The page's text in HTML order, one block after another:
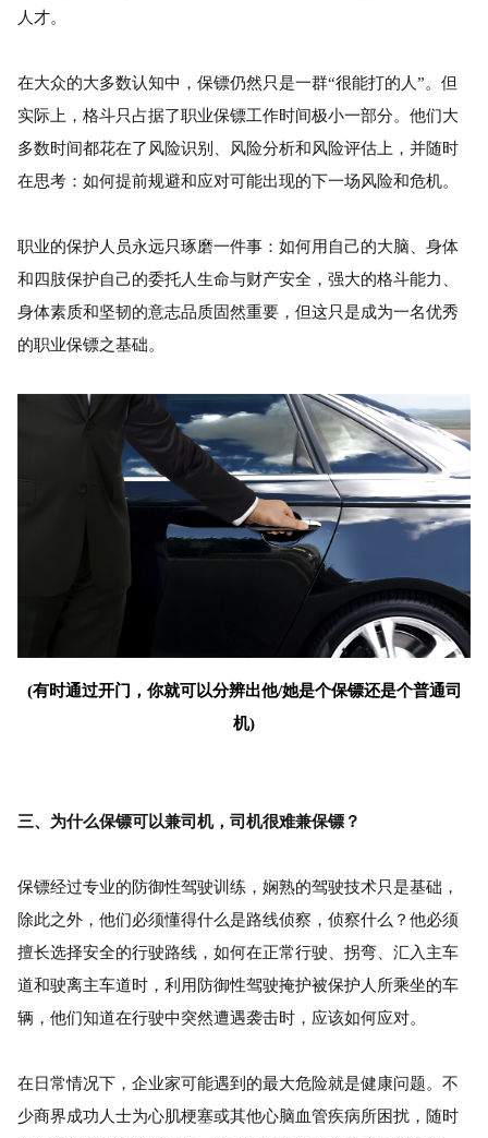
人才。
在大众的大多数认知中，保镖仍然只是一群“很能打的人”。但
实际上，格斗只占据了职业保镖工作时间极小一部分。他们大
多数时间都花在了风险识别、风险分析和风险评估上，并随时
在思考：如何提前规避和应对可能出现的下一场风险和危机。
职业的保护人员永远只琢磨一件事：如何用自己的大脑、身体
和四肢保护自己的委托人生命与财产安全，强大的格斗能力、
身体素质和坚韧的意志品质固然重要，但这只是成为一名优秀
的职业保镖之基础。
(有时通过开门，你就可以分辨出他/她是个保镖还是个普通司
机)
三、为什么保镖可以兼司机，司机很难兼保镖？
保镖经过专业的防御性驾驶训练，娴熟的驾驶技术只是基础，
除此之外，他们必须懂得什么是路线侦察，侦察什么？他必须
擅长选择安全的行驶路线，如何在正常行驶、拐弯、汇入主车
道和驶离主车道时，利用防御性驾驶掩护被保护人所乘坐的车
辆，他们知道在行驶中突然遭遇袭击时，应该如何应对。
在日常情况下，企业家可能遇到的最大危险就是健康问题。不
少商界成功人士为心肌梗塞或其他心脑血管疾病所困扰，随时